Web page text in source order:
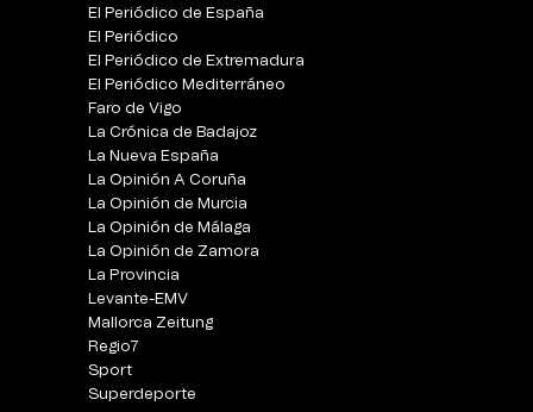
El Periódico de España
El Periódico
El Periódico de Extremadura
El Periódico Mediterráneo
Faro de Vigo
La Crónica de Badajoz
La Nueva España
La Opinión A Coruña
La Opinión de Murcia
La Opinión de Málaga
La Opinión de Zamora
La Provincia
Levante-EMV
Mallorca Zeitung
Regio7
Sport
Superdeporte